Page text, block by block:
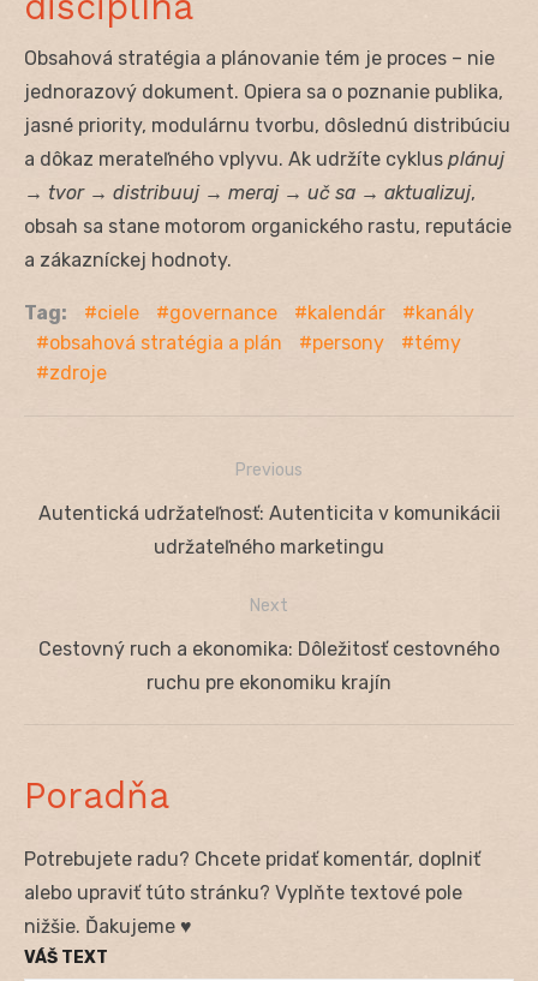
Obsahová stratégia a plánovanie tém je proces – nie
jednorazový dokument. Opiera sa o poznanie publika,
jasné priority, modulárnu tvorbu, dôslednú distribúciu
a dôkaz merateľného vplyvu. Ak udržíte cyklus plánuj
→ tvor → distribuuj → meraj → uč sa → aktualizuj,
obsah sa stane motorom organického rastu, reputácie
a zákazníckej hodnoty.
Tag: ciele governance kalendár
kanály
obsahová stratégia a plán
persony
témy
zdroje
Navigácia
Previous
Previous
Autentická udržateľnosť: Autenticita v komunikácii
udržateľného marketingu
Next
Next
Cestovný ruch a ekonomika: Dôležitosť cestovného
ruchu pre ekonomiku krajín
Poradňa
Potrebujete radu? Chcete pridať komentár, doplniť
alebo upraviť túto stránku? Vyplňte textové pole
nižšie. Ďakujeme ♥
VÁŠ TEXT